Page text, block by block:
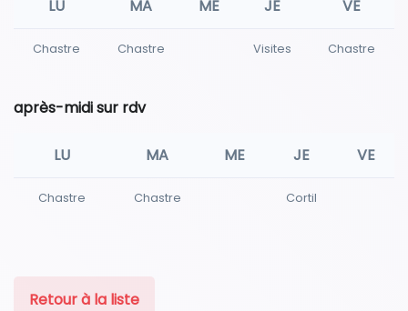
LU MA ME JE VE
Chastre Chastre Visites Chastre
après-midi sur rdv
LU MA ME JE VE
Chastre Chastre Cortil
Retour à la liste